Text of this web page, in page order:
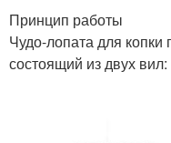
Принцип работы
Чудо-лопата для копки
состоящий из двух вил: